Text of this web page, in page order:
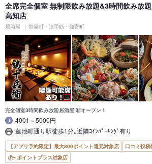
全席完全個室 無制限飲み放題&3時間飲み
高知店
居酒屋 帯屋町・追手筋・知寄町
完全個室3時間飲み放題居酒屋 新オープン！
4001～5000円
蓮池町通り駅徒歩1分｡近隣ｺｲﾝﾊﾟｰｷﾝｸﾞ有り
【アプリ予約限定】最大800ポイント還元対象店
口コミ投
ポイントプラス対象店